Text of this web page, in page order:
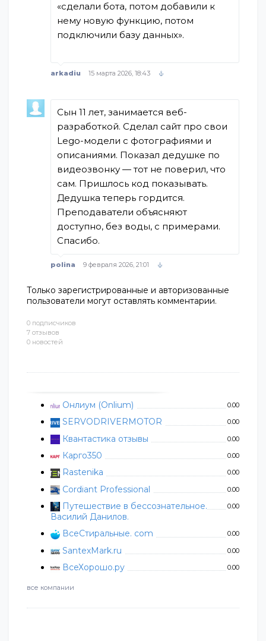
0 подписчиков
7 отзывов
0 новостей
Онлиум (Onlium) 0.00
SERVODRIVERMOTOR 0.00
Квантастика отзывы 0.00
Карго350 0.00
Rastenika 0.00
Cordiant Professional 0.00
Путешествие в бессознательное.
Василий Данилов.
0.00
ВсеСтиральные. com 0.00
SantexMark.ru 0.00
ВсеХорошо.ру 0.00
все компании
«сделали бота, потом добавили к
нему новую функцию, потом
подключили базу данных».
arkadiu 15 марта 2026, 18:43
Сын 11 лет, занимается веб-
разработкой. Сделал сайт про свои
Lego-модели с фотографиями и
описаниями. Показал дедушке по
видеозвонку — тот не поверил, что
сам. Пришлось код показывать.
Дедушка теперь гордится.
Преподаватели объясняют
доступно, без воды, с примерами.
Спасибо.
polina 9 февраля 2026, 21:01
Только зарегистрированные и авторизованные
пользователи могут оставлять комментарии.